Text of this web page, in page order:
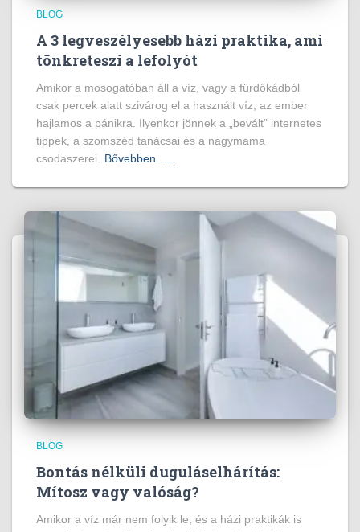
BLOG
A 3 legveszélyesebb házi praktika, ami
tönkreteszi a lefolyót
Amikor a mosogatóban áll a víz, vagy a fürdőkádból
csak percek alatt szivárog el a használt víz, az ember
hajlamos a pánikra. Ilyenkor jönnek a „bevált” internetes
tippek, a szomszéd tanácsai és a nagymama
csodaszerei.
Bővebben...…
BLOG
Bontás nélküli duguláselhárítás:
Mítosz vagy valóság?
Amikor a víz már nem folyik le, és a házi praktikák is